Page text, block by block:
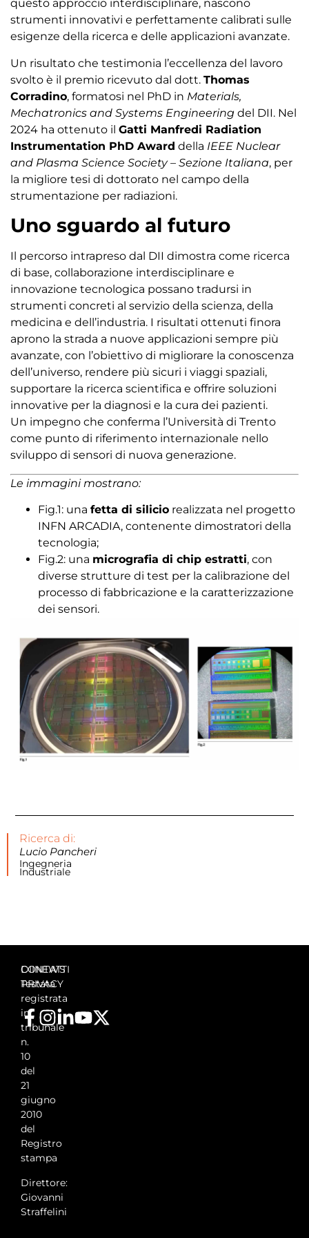
questo approccio interdisciplinare, nascono
strumenti innovativi e perfettamente calibrati sulle
esigenze della ricerca e delle applicazioni avanzate.
Un risultato che testimonia l’eccellenza del lavoro
svolto è il premio ricevuto dal dott. Thomas
Corradino, formatosi nel PhD in Materials,
Mechatronics and Systems Engineering del DII. Nel
2024 ha ottenuto il Gatti Manfredi Radiation
Instrumentation PhD Award della IEEE Nuclear
and Plasma Science Society – Sezione Italiana, per
la migliore tesi di dottorato nel campo della
strumentazione per radiazioni.
Uno sguardo al futuro
Il percorso intrapreso dal DII dimostra come ricerca
di base, collaborazione interdisciplinare e
innovazione tecnologica possano tradursi in
strumenti concreti al servizio della scienza, della
medicina e dell’industria. I risultati ottenuti finora
aprono la strada a nuove applicazioni sempre più
avanzate, con l’obiettivo di migliorare la conoscenza
dell’universo, rendere più sicuri i viaggi spaziali,
supportare la ricerca scientifica e offrire soluzioni
innovative per la diagnosi e la cura dei pazienti.
Un impegno che conferma l’Università di Trento
come punto di riferimento internazionale nello
sviluppo di sensori di nuova generazione.
Le immagini mostrano:
Fig.1: una fetta di silicio realizzata nel progetto
INFN ARCADIA, contenente dimostratori della
tecnologia;
Fig.2: una micrografia di chip estratti, con
diverse strutture di test per la calibrazione del
processo di fabbricazione e la caratterizzazione
dei sensori.
Ricerca di:
Lucio Pancheri
Ingegneria
Industriale
DIINEWS
Testata
registrata
in
tribunale
n.
10
del
21
giugno
2010
del
Registro
stampa
Direttore:
Giovanni
Straffelini
CONTATTI
PRIVACY